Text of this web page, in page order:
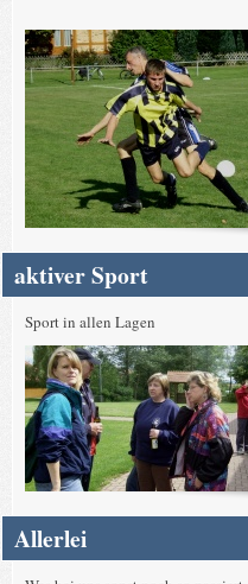
aktiver Sport
Sport in allen Lagen
Allerlei